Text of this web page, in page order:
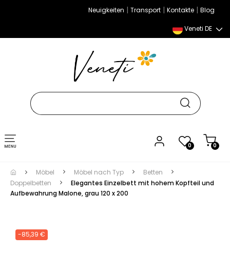
Neuigkeiten | Transport | Kontakte | Blog
Veneti DE
0 0
Umschalten
der
Navigation
Möbel Möbel nach Typ
Betten
Doppelbetten
Elegantes Einzelbett mit hohem Kopfteil und
Aufbewahrung Malone, grau 120 x 200
-85,39 €